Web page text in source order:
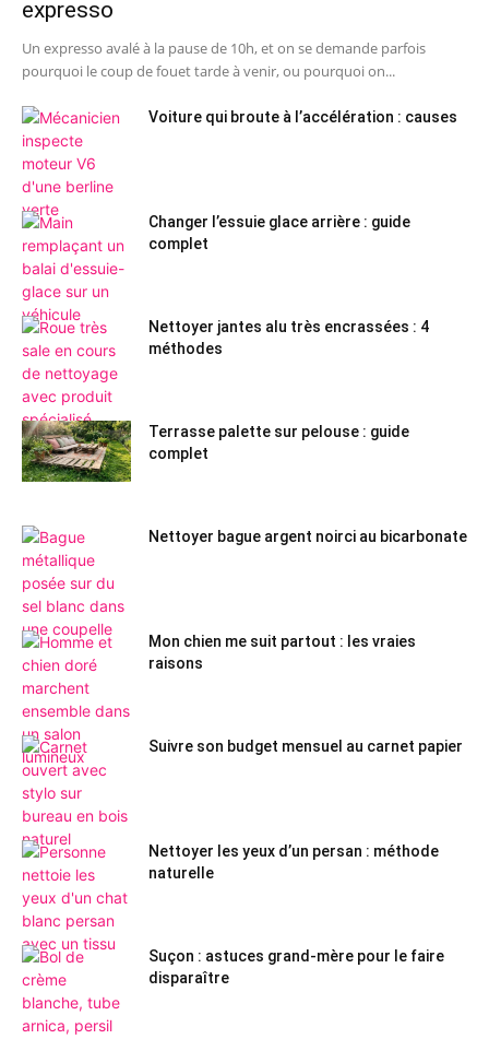
expresso
Un expresso avalé à la pause de 10h, et on se demande parfois
pourquoi le coup de fouet tarde à venir, ou pourquoi on...
Voiture qui broute à l’accélération : causes
Changer l’essuie glace arrière : guide
complet
Nettoyer jantes alu très encrassées : 4
méthodes
Terrasse palette sur pelouse : guide
complet
Nettoyer bague argent noirci au bicarbonate
Mon chien me suit partout : les vraies
raisons
Suivre son budget mensuel au carnet papier
Nettoyer les yeux d’un persan : méthode
naturelle
Suçon : astuces grand-mère pour le faire
disparaître